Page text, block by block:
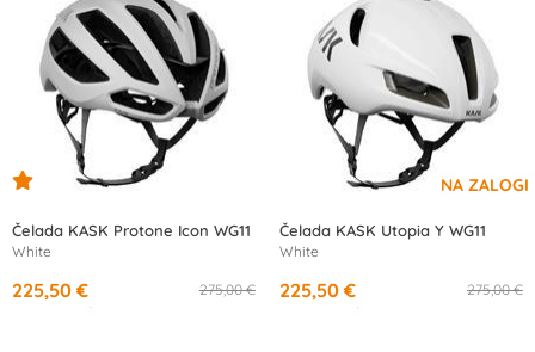
Čelada KASK Protone Icon WG11
White
275,00 €
225,50 €
/mesec
Čelada KASK Utopia Y WG11
White
275,00 €
225,50 €
/mesec